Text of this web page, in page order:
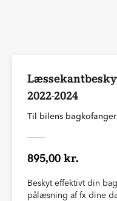
2022-2024
Til bilens bagkofanger
895,00 kr.
Beskyt effektivt din
pålæsning af fx dine